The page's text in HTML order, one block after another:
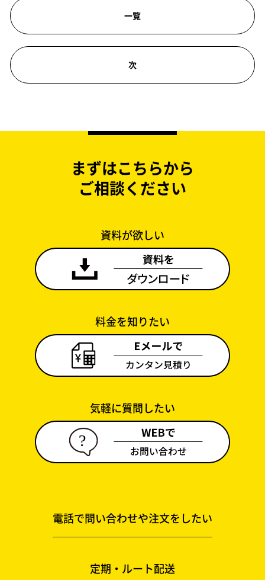
一覧
次
まずはこちらから
ご相談ください
資料が欲しい
料金を知りたい
気軽に質問したい
電話で問い合わせや注文をしたい
定期・ルート配送